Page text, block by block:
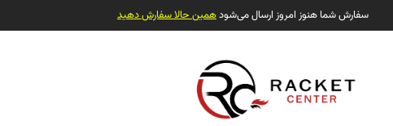
سفارش شما هنوز امروز ارسال می‌شودهمین حالا سفارش دهید